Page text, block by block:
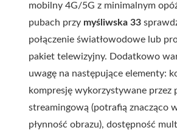
mobilny 4G/5G z minimalnym
pubach przy myśliwska 33
połączenie światłowodowe lub
pakiet telewizyjny. Dodatkowo
uwagę na następujące elementy:
kompresję wykorzystywane przez
streamingową (potrafią znacząco
płynność obrazu), dostępność